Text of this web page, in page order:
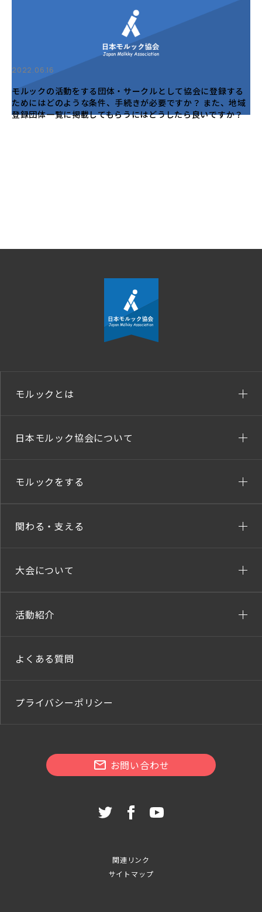
2022.06.16
モルックの活動をする団体・サークルとして協会に登録する
ためにはどのような条件、手続きが必要ですか？ また、地域
登録団体一覧に掲載してもらうにはどうしたら良いですか？
モルックとは
日本モルック協会について
モルックをする
関わる・支える
大会について
活動紹介
よくある質問
プライバシーポリシー
お問い合わせ
関連リンク
サイトマップ